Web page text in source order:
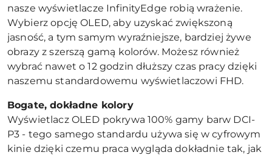
nasze wyświetlacze InfinityEdge robią wrażenie.
Wybierz opcję OLED, aby uzyskać zwiększoną
jasność, a tym samym wyraźniejsze, bardziej żywe
obrazy z szerszą gamą kolorów. Możesz również
wybrać nawet o 12 godzin dłuższy czas pracy dzięki
naszemu standardowemu wyświetlaczowi FHD.
Bogate, dokładne kolory
Wyświetlacz OLED pokrywa 100% gamy barw DCI-
P3 - tego samego standardu używa się w cyfrowym
kinie dzięki czemu praca wygląda dokładnie tak, jak